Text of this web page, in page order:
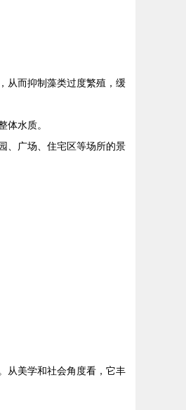
从而抑制藻类过度繁殖，缓
体水质。
、广场、住宅区等场所的景
从美学和社会角度看，它丰